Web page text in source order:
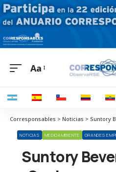
Aa
NOTICIAS MEDIOAMBIENTE GRANDES
Suntory